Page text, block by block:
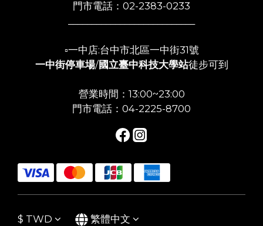
門市電話：02-2383-0233
▫️一中店:台中市北區一中街31號
一中街停車場/國立臺中科技大學站徒步可到
營業時間：13:00~23:00
門市電話：04-2225-8700
$ TWD 繁體中文